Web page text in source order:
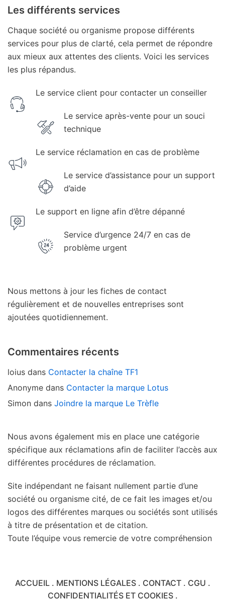
Les différents services
Chaque société ou organisme propose différents
services pour plus de clarté, cela permet de répondre
aux mieux aux attentes des clients. Voici les services
les plus répandus.
Le service client pour contacter un conseiller
Le service après-vente pour un souci
technique
Le service réclamation en cas de problème
Le service d’assistance pour un support
d’aide
Le support en ligne afin d’être dépanné
Service d’urgence 24/7 en cas de
problème urgent
Nous mettons à jour les fiches de contact
régulièrement et de nouvelles entreprises sont
ajoutées quotidiennement.
Commentaires récents
loius dans Contacter la chaîne TF1
Anonyme dans Contacter la marque Lotus
Simon dans Joindre la marque Le Trèfle
Nous avons également mis en place une catégorie
spécifique aux réclamations afin de faciliter l’accès aux
différentes procédures de réclamation.
Site indépendant ne faisant nullement partie d’une
société ou organisme cité, de ce fait les images et/ou
logos des différentes marques ou sociétés sont utilisés
à titre de présentation et de citation.
Toute l’équipe vous remercie de votre compréhension
ACCUEIL. MENTIONS LÉGALES. CONTACT. CGU .
CONFIDENTIALITÉS ET COOKIES.